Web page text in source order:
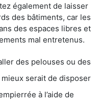
également de laisser
des bâtiments, car les
des espaces libres et
mal entretenus.
des pelouses ou des
serait de disposer
à l’aide de